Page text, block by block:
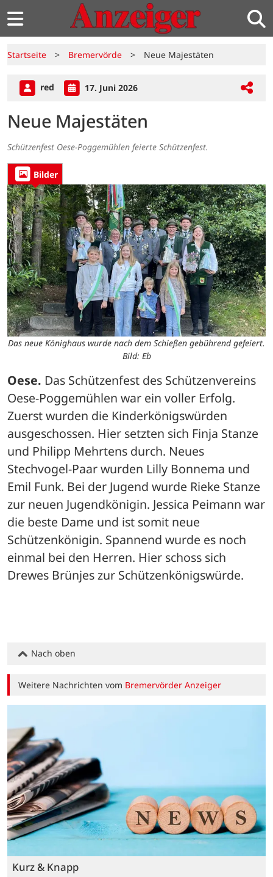
Startseite > Bremervörde > Neue Majestäten
red 17. Juni 2026
Neue Majestäten
Schützenfest Oese-Poggemühlen feierte Schützenfest.
Bilder
Das neue Könighaus wurde nach dem Schießen gebührend gefeiert.
Bild: Eb
Oese. Das Schützenfest des Schützenvereins
Oese-Poggemühlen war ein voller Erfolg.
Zuerst wurden die Kinderkönigswürden
ausgeschossen. Hier setzten sich Finja Stanze
und Philipp Mehrtens durch. Neues
Stechvogel-Paar wurden Lilly Bonnema und
Emil Funk. Bei der Jugend wurde Rieke Stanze
zur neuen Jugendkönigin. Jessica Peimann war
die beste Dame und ist somit neue
Schützenkönigin. Spannend wurde es noch
einmal bei den Herren. Hier schoss sich
Drewes Brünjes zur Schützenkönigswürde.
Nach oben
Weitere Nachrichten vom Bremervörder Anzeiger
Kurz & Knapp